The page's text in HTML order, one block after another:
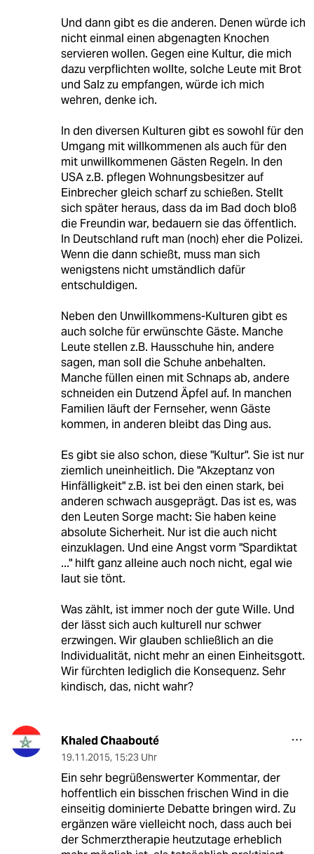
Und dann gibt es die anderen. Denen würde ich
nicht einmal einen abgenagten Knochen
servieren wollen. Gegen eine Kultur, die mich
dazu verpflichten wollte, solche Leute mit Brot
und Salz zu empfangen, würde ich mich
wehren, denke ich.
In den diversen Kulturen gibt es sowohl für den
Umgang mit willkommenen als auch für den
mit unwillkommenen Gästen Regeln. In den
USA z.B. pflegen Wohnungsbesitzer auf
Einbrecher gleich scharf zu schießen. Stellt
sich später heraus, dass da im Bad doch bloß
die Freundin war, bedauern sie das öffentlich.
In Deutschland ruft man (noch) eher die Polizei.
Wenn die dann schießt, muss man sich
wenigstens nicht umständlich dafür
entschuldigen.
Neben den Unwillkommens-Kulturen gibt es
auch solche für erwünschte Gäste. Manche
Leute stellen z.B. Hausschuhe hin, andere
sagen, man soll die Schuhe anbehalten.
Manche füllen einen mit Schnaps ab, andere
schneiden ein Dutzend Äpfel auf. In manchen
Familien läuft der Fernseher, wenn Gäste
kommen, in anderen bleibt das Ding aus.
Es gibt sie also schon, diese "Kultur". Sie ist nur
ziemlich uneinheitlich. Die "Akzeptanz von
Hinfälligkeit" z.B. ist bei den einen stark, bei
anderen schwach ausgeprägt. Das ist es, was
den Leuten Sorge macht: Sie haben keine
absolute Sicherheit. Nur ist die auch nicht
einzuklagen. Und eine Angst vorm "Spardiktat
..." hilft ganz alleine auch noch nicht, egal wie
laut sie tönt.
Was zählt, ist immer noch der gute Wille. Und
der lässt sich auch kulturell nur schwer
erzwingen. Wir glauben schließlich an die
Individualität, nicht mehr an einen Einheitsgott.
Wir fürchten lediglich die Konsequenz. Sehr
kindisch, das, nicht wahr?
Khaled Chaabouté
19.11.2015, 15:23 Uhr
Ein sehr begrüßenswerter Kommentar, der
hoffentlich ein bisschen frischen Wind in die
einseitig dominierte Debatte bringen wird. Zu
ergänzen wäre vielleicht noch, dass auch bei
der Schmerztherapie heutzutage erheblich